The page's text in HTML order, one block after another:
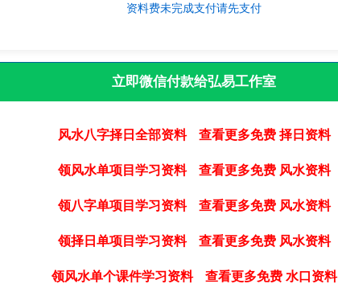
资料费未完成支付请先支付
立即微信付款给弘易工作室
风水八字择日全部资料 查看更多免费 择日资料
领风水单项目学习资料 查看更多免费 风水资料
领八字单项目学习资料 查看更多免费 风水资料
领择日单项目学习资料 查看更多免费 风水资料
领风水单个课件学习资料 查看更多免费 水口资料